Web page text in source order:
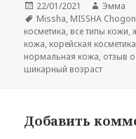
Опубликовано
22/01/2021 Автор
Эмма
Метки
Missha, MISSHA
косметика, все типы кожи,
кожа, корейская косметика
нормальная кожа, отзыв
шикарный возраст
Добавить